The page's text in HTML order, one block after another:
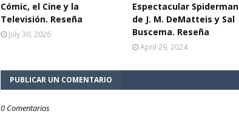
Cómic, el Cine y la
Televisión. Reseña
July 30, 2026
Espectacular Spiderman
de J. M. DeMatteis y Sal
Buscema. Reseña
April 29, 2024
PUBLICAR UN COMENTARIO
0 Comentarios